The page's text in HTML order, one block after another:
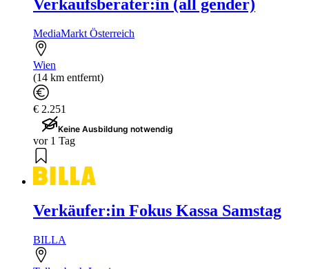
Verkaufsberater:in (all gender)
MediaMarkt Österreich
Wien
(14 km entfernt)
€ 2.251
Keine Ausbildung notwendig
vor 1 Tag
Verkäufer:in Fokus Kassa Samstag
BILLA